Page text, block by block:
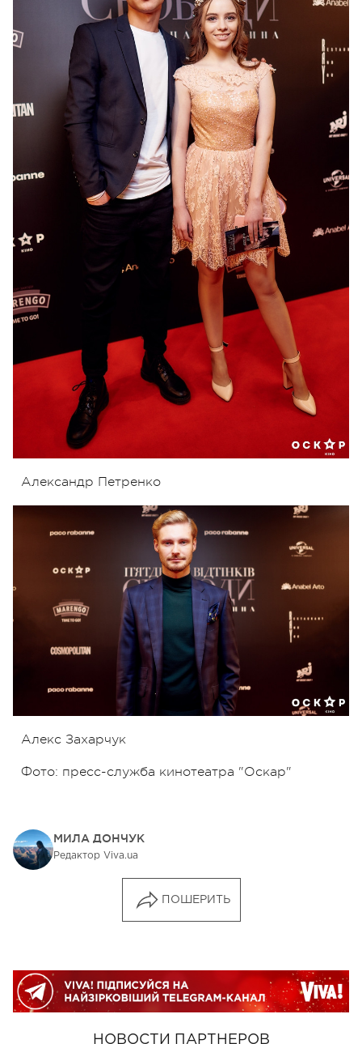
Александр Петренко
Алекс Захарчук
Фото: пресс-служба кинотеатра "Оскар"
МИЛА ДОНЧУК
Редактор Viva.ua
ПОШЕРИТЬ
НОВОСТИ ПАРТНЕРОВ